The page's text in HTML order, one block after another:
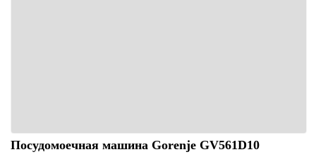
Посудомоечная машина Gorenje GV561D10